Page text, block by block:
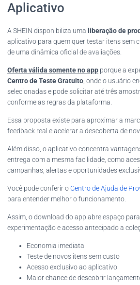
Aplicativo
A SHEIN disponibiliza uma liberação de
aplicativo para quem quer testar itens sem
de uma dinâmica oficial de avaliações.
Oferta válida somente no app porque a
Centro de Teste Gratuito , onde o usuário
selecionadas e pode solicitar até três
conforme as regras da plataforma.
Essa proposta existe para aproximar a
feedback real e acelerar a descoberta de
Além disso, o aplicativo concentra
entrega com a mesma facilidade, como
campanhas, alertas e oportunidades
Você pode conferir o Centro de Ajuda de
para entender melhor o funcionamento.
Assim, o download do app abre espaço
experimentação e acesso antecipado a
Economia imediata
Teste de novos itens sem custo
Acesso exclusivo ao aplicativo
Maior chance de descobrir